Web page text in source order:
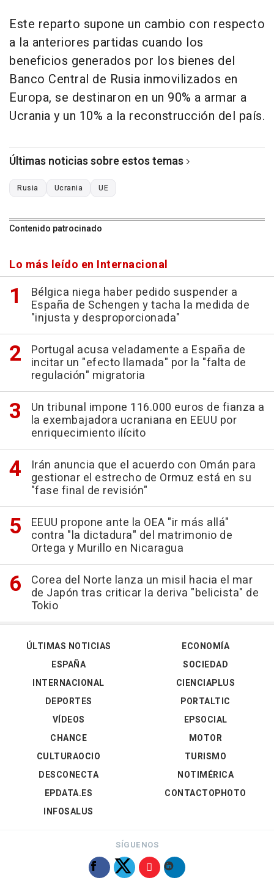
Este reparto supone un cambio con respecto
a la anteriores partidas cuando los
beneficios generados por los bienes del
Banco Central de Rusia inmovilizados en
Europa, se destinaron en un 90% a armar a
Ucrania y un 10% a la reconstrucción del país.
Últimas noticias sobre estos temas
Rusia Ucrania UE
Contenido patrocinado
Lo más leído en Internacional
Bélgica niega haber pedido suspender a
España de Schengen y tacha la medida de
"injusta y desproporcionada"
Portugal acusa veladamente a España de
incitar un "efecto llamada" por la "falta de
regulación" migratoria
Un tribunal impone 116.000 euros de fianza a
la exembajadora ucraniana en EEUU por
enriquecimiento ilícito
Irán anuncia que el acuerdo con Omán para
gestionar el estrecho de Ormuz está en su
"fase final de revisión"
EEUU propone ante la OEA "ir más allá"
contra "la dictadura" del matrimonio de
Ortega y Murillo en Nicaragua
Corea del Norte lanza un misil hacia el mar
de Japón tras criticar la deriva "belicista" de
Tokio
ÚLTIMAS NOTICIAS
ESPAÑA
INTERNACIONAL
DEPORTES
VÍDEOS
ECONOMÍA
SOCIEDAD
CIENCIAPLUS
PORTALTIC
EPSOCIAL
CHANCE
CULTURAOCIO
DESCONECTA
EPDATA.ES
INFOSALUS
MOTOR
TURISMO
NOTIMÉRICA
CONTACTOPHOTO
SÍGUENOS